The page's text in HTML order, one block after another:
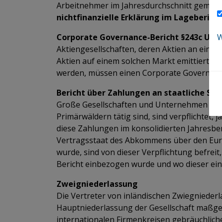
Arbeitnehmer im Jahresdurchschnitt gemäß
nichtfinanzielle Erklärung im Lagebericht
Corporate Governance-Bericht §243c UGB
Aktiengesellschaften, deren Aktien an
Aktien auf einem solchen Markt emittiert
werden, müssen einen Corporate
Bericht über Zahlungen an staatliche
Große Gesellschaften und Unternehmen
Primärwäldern tätig sind, sind verpflichtet,
diese Zahlungen im konsolidierten
Vertragsstaat des Abkommens über den
wurde, sind von dieser Verpflichtung
Bericht einbezogen wurde und wo dieser
Zweigniederlassung
​​​​​​​​​​​​​​Die Vertreter von inländischen
Hauptniederlassung der Gesellschaft
internationalen Firmenkreisen